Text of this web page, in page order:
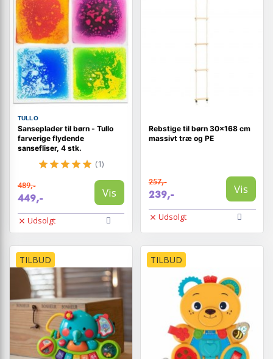
TULLO
Sanseplader til børn - Tullo
farverige flydende
sansefliser, 4 stk.
(1)
489,-
449,- Vis
Udsolgt
Rebstige til børn 30x168 cm
massivt træ og PE
257,-
239,- Vis
Udsolgt
TILBUD TILBUD